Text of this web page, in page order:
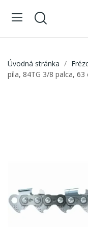
Úvodná stránka
píla, 84TG 3/8 palca,